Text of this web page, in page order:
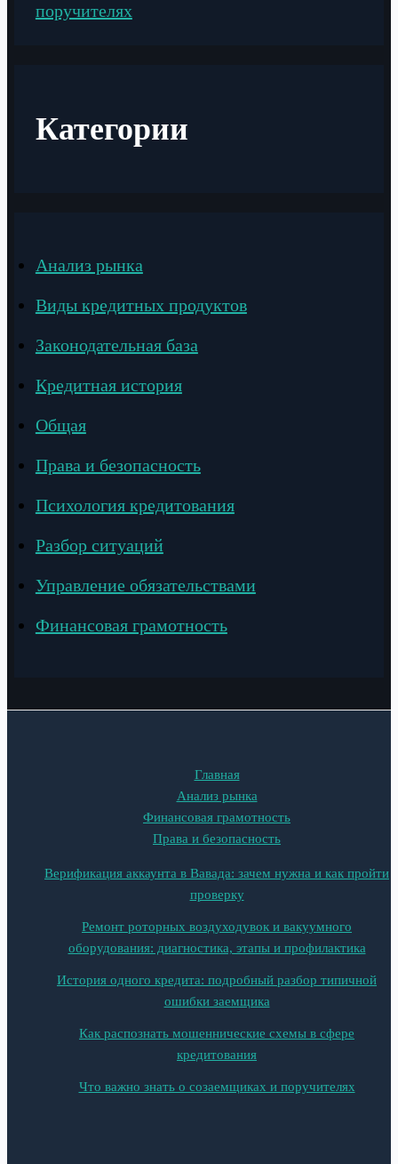
поручителях
Категории
Анализ рынка
Виды кредитных продуктов
Законодательная база
Кредитная история
Общая
Права и безопасность
Психология кредитования
Разбор ситуаций
Управление обязательствами
Финансовая грамотность
Главная
Анализ рынка
Финансовая грамотность
Права и безопасность
Верификация аккаунта в Вавада: зачем нужна и как пройти
проверку
Ремонт роторных воздуходувок и вакуумного
оборудования: диагностика, этапы и профилактика
История одного кредита: подробный разбор типичной
ошибки заемщика
Как распознать мошеннические схемы в сфере
кредитования
Что важно знать о созаемщиках и поручителях